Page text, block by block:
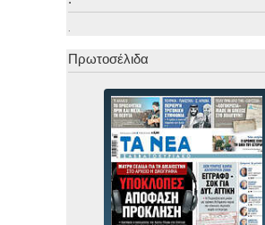
.
Πρωτοσέλιδα